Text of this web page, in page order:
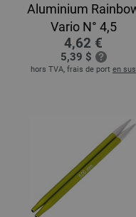
Aluminium
Vario N° 4,5
4,62 €
5,39 $
hors TVA, frais de port en sus